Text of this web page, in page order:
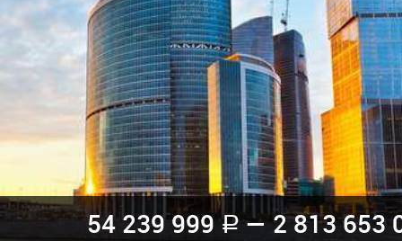
54 239 999a— 2 813 653